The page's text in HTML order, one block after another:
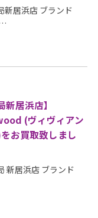
居浜店 ブランド
新居浜店】
(ヴィヴィアン
お買取致しまし
居浜店 ブランド